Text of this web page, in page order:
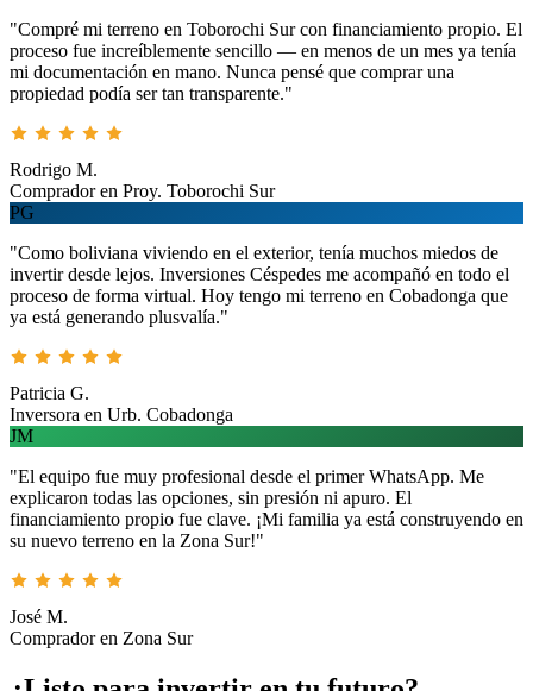
"Compré mi terreno en Toborochi Sur con financiamiento propio. El
proceso fue increíblemente sencillo — en menos de un mes ya tenía
mi documentación en mano. Nunca pensé que comprar una
propiedad podía ser tan transparente."
Rodrigo M.
Comprador en Proy. Toborochi Sur
PG
"Como boliviana viviendo en el exterior, tenía muchos miedos de
invertir desde lejos. Inversiones Céspedes me acompañó en todo el
proceso de forma virtual. Hoy tengo mi terreno en Cobadonga que
ya está generando plusvalía."
Patricia G.
Inversora en Urb. Cobadonga
JM
"El equipo fue muy profesional desde el primer WhatsApp. Me
explicaron todas las opciones, sin presión ni apuro. El
financiamiento propio fue clave. ¡Mi familia ya está construyendo en
su nuevo terreno en la Zona Sur!"
José M.
Comprador en Zona Sur